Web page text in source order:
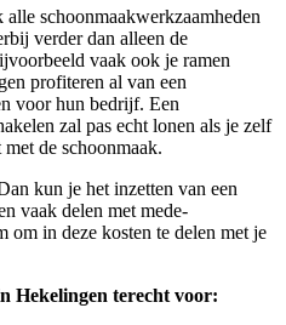
schoonmaakwerkzaamheden
verder dan alleen de
vaak ook je ramen
profiteren al van een
voor hun bedrijf. Een
zal pas echt lonen als je zelf
de schoonmaak.
kun je het inzetten van een
vaak delen met mede-
om in deze kosten te delen met je
Hekelingen terecht voor: